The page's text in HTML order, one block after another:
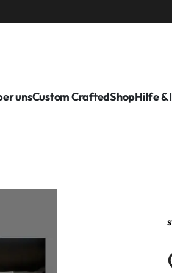
unsCustom CraftedShopHilfe &